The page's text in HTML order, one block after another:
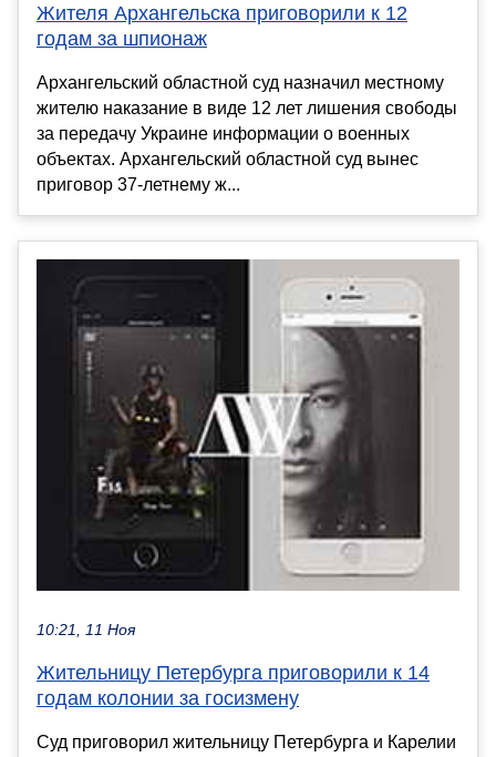
Жителя Архангельска приговорили к 12
годам за шпионаж
Архангельский областной суд назначил местному
жителю наказание в виде 12 лет лишения свободы
за передачу Украине информации о военных
объектах. Архангельский областной суд вынес
приговор 37-летнему ж...
10:21, 11 Ноя
Жительницу Петербурга приговорили к 14
годам колонии за госизмену
Суд приговорил жительницу Петербурга и Карелии